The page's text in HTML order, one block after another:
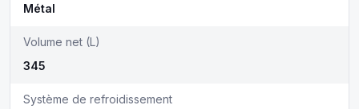
Métal
Volume net (L)
345
Système de refroidissement